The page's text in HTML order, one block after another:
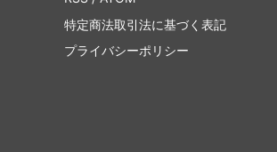
特定商法取引法に基づく表記
プライバシーポリシー